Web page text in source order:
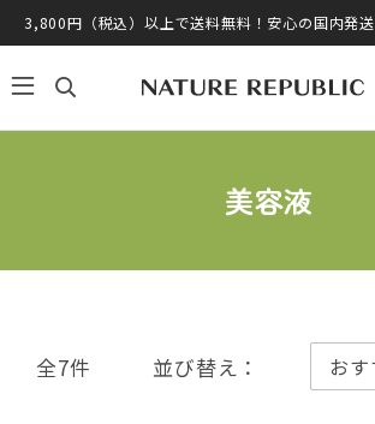
3,800円（税込）以上で送料無料！安心の国内発送
美容液
全7件 並び替え：